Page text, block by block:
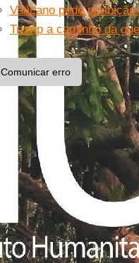
Vaticano pede
Trump a caminho da
Comunicar erro